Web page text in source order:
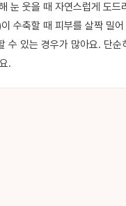
눈 웃을 때 자연스럽게 도드
수축할 때 피부를 살짝 밀
수 있는 경우가 많아요. 단순
.